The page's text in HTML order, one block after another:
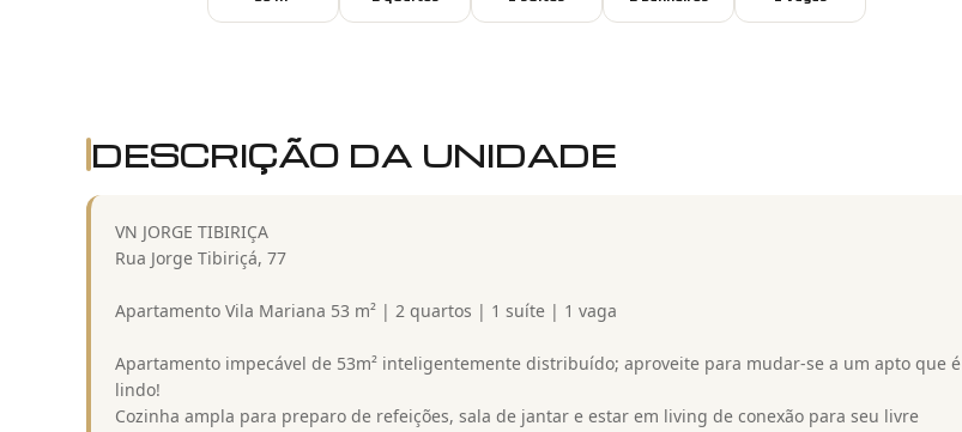
DESCRIÇÃO DA UNIDADE
VN JORGE TIBIRIÇA
Rua Jorge Tibiriçá, 77
Apartamento Vila Mariana 53 m² | 2 quartos | 1 suíte | 1 vaga
Apartamento impecável de 53m² inteligentemente distribuído; aproveite para mudar-se a um apto que é
lindo!
Cozinha ampla para preparo de refeições, sala de jantar e estar em living de conexão para seu livre